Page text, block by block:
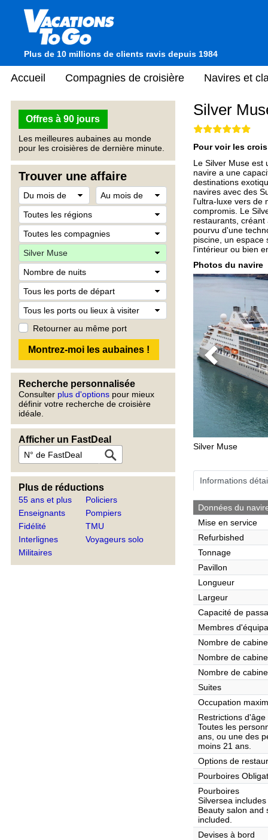
Plus de 10 millions de clients ravis depuis 1984
Accueil Compagnies de croisière Navires et
Offres à 90 jours
Les meilleures aubaines au monde
pour les croisières de dernière minute.
Trouver une affaire
Retourner au même port
Recherche personnalisée
Consulter plus d'options pour mieux
définir votre recherche de croisière
idéale.
Afficher un FastDeal
Plus de réductions
55 ans et plus
Enseignants
Fidélité
Interlignes
Militaires
Policiers
Pompiers
TMU
Voyageurs solo
Silver
Pour voir les
Le Silver Muse est
navire a une
destinations
navires avec des
l'ultra-luxe vers de
compromis. Le
restaurants,
pourvu d'une
piscine, un espace
l'intérieur ou bien
Photos du navire
Previous
Silver Muse
Informations
Données du
Mise en service
Refurbished
Tonnage
Pavillon
Longueur
Largeur
Capacité de
Membres
Nombre de
Nombre de
Nombre de
Suites
Occupation
Restrictions d'âge
Toutes les
ans, ou une des
moins 21 ans.
Options de
Pourboires
Pourboires
Silversea
Beauty salon and
included.
Devises à bord